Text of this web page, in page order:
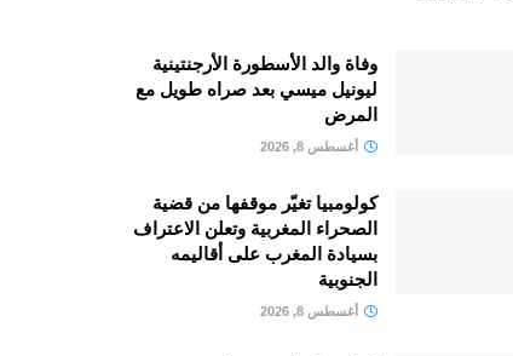
وفاة والد الأسطورة الأرجنتينية
ليونيل ميسي بعد صراه طويل مع
المرض
أغسطس 8, 2026
كولومبيا تغيّر موقفها من قضية
الصحراء المغربية وتعلن الاعتراف
بسيادة المغرب على أقاليمه
الجنوبية
أغسطس 8, 2026